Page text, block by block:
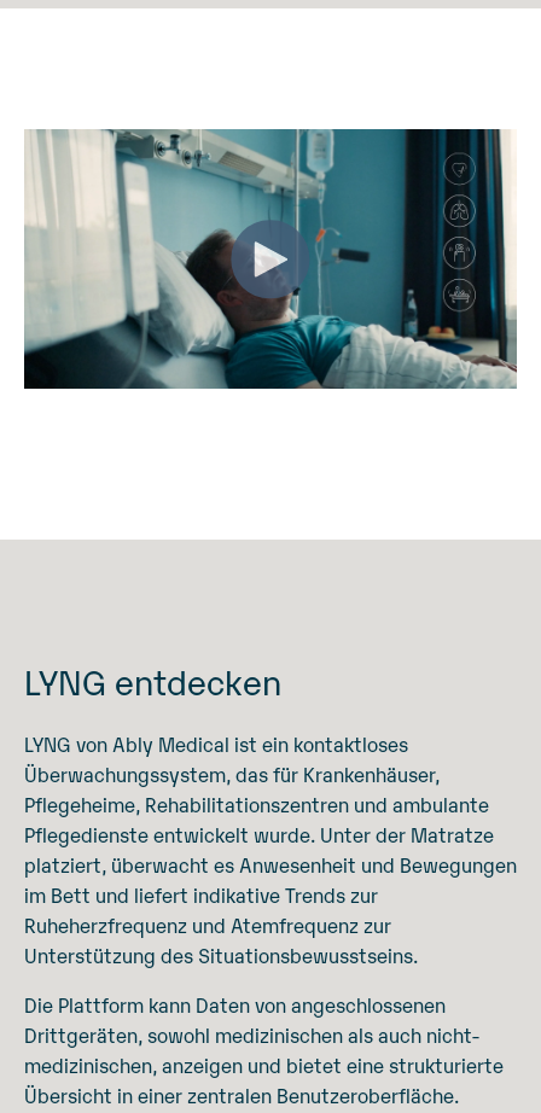
LYNG entdecken
LYNG von Ably Medical ist ein kontaktloses
Überwachungssystem, das für Krankenhäuser,
Pflegeheime, Rehabilitationszentren und ambulante
Pflegedienste entwickelt wurde. Unter der Matratze
platziert, überwacht es Anwesenheit und Bewegungen
im Bett und liefert indikative Trends zur
Ruheherzfrequenz und Atemfrequenz zur
Unterstützung des Situationsbewusstseins.
Die Plattform kann Daten von angeschlossenen
Drittgeräten, sowohl medizinischen als auch nicht-
medizinischen, anzeigen und bietet eine strukturierte
Übersicht in einer zentralen Benutzeroberfläche.